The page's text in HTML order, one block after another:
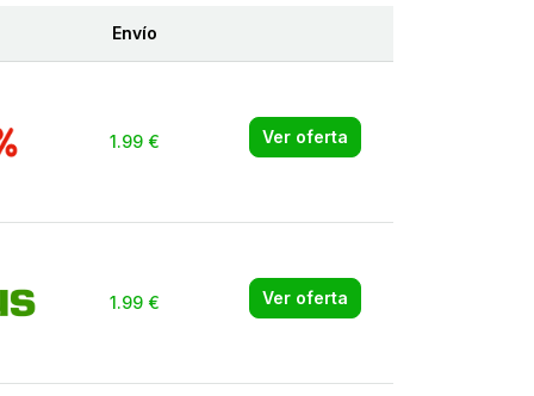
Envío
1.99 € Ver oferta
1.99 € Ver oferta